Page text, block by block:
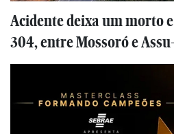
Acidente deixa um morto
304, entre Mossoró e